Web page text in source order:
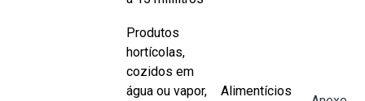
Produtos
hortícolas,
cozidos em
água ou vapor,
Alimentícios